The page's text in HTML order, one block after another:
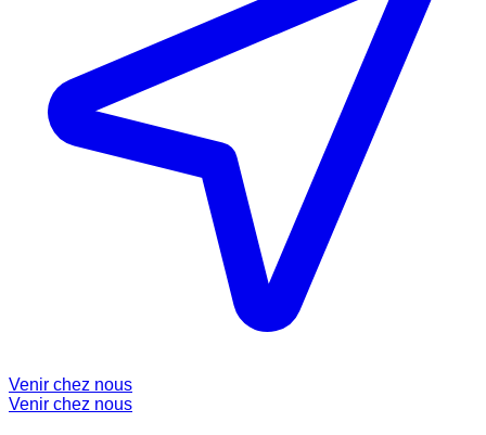
Venir chez nous
Venir chez nous